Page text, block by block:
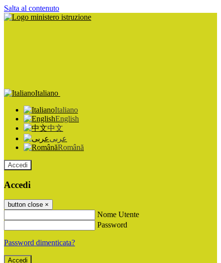
Salta al contenuto
Italiano
Italiano
English
中文
عربى
Română
Accedi
Accedi
button close ×
Nome Utente
Password
Password dimenticata?